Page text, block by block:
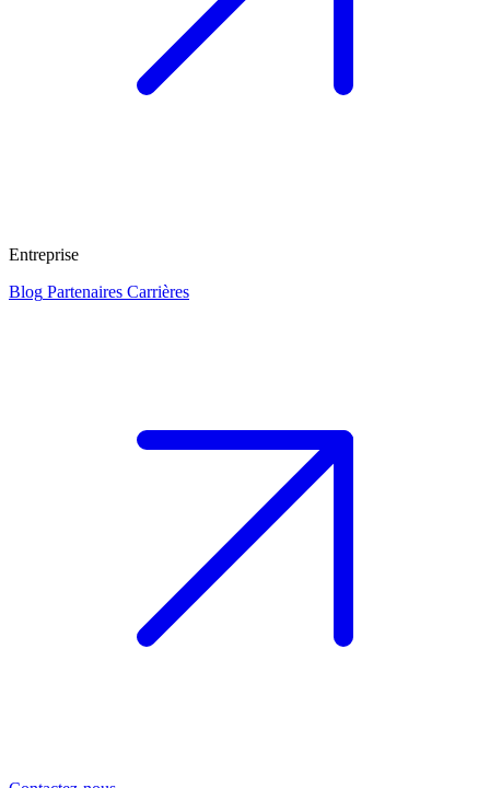
Entreprise
Blog Partenaires Carrières